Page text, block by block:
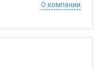
О компании